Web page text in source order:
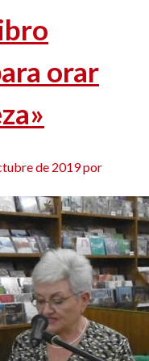
orar
de 2019por